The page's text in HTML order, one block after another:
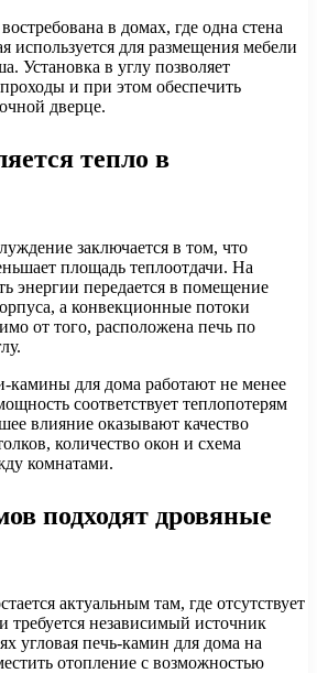
в домах, где одна стена
используется для размещения мебели
Установка в углу позволяет
и при этом обеспечить
дверце.
тепло в
заключается в том, что
площадь теплоотдачи. На
энергии передается в помещение
а конвекционные потоки
от того, расположена печь по
камины для дома работают не менее
соответствует теплопотерям
влияние оказывают качество
количество окон и схема
комнатами.
подходят дровяные
актуальным там, где отсутствует
требуется независимый источник
угловая печь-камин для дома на
отопление с возможностью